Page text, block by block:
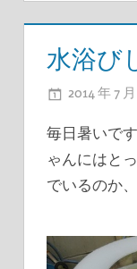
水浴び
2014 年 7
毎日暑いで
ゃんにはと
でいるのか